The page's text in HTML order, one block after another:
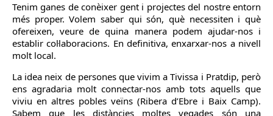
Tenim ganes de conèixer gent i projectes del nostre entorn
més proper. Volem saber qui són, què necessiten i què
ofereixen, veure de quina manera podem ajudar-nos i
establir col·laboracions. En definitiva, enxarxar-nos a nivell
molt local.
La idea neix de persones que vivim a Tivissa i Pratdip, però
ens agradaria molt connectar-nos amb tots aquells que
viviu en altres pobles veïns (Ribera d’Ebre i Baix Camp).
Sabem que les distàncies moltes vegades són una